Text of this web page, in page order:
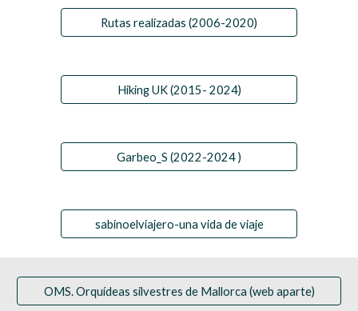
Rutas realizadas (2006-2020)
Hiking UK (2015- 2024)
Garbeo_S (2022-2024 )
sabinoelviajero-una vida de viaje
OMS. Orquídeas silvestres de Mallorca (web aparte)